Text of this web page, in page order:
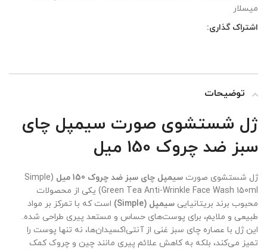
میسلار
اشتراک گذاری:
توضیحات
ژل شستشوی صورت سیمپل چای
سبز ضد چروک 150 میل
ژل شستشوی صورت سیمپل چای سبز ضد چروک 150 میل
(Simple
Green Tea Anti-Wrinkle Face Wash 150ml) یکی از محصولات
محبوب برند بریتانیایی سیمپل (Simple)
است که با تمرکز بر مواد
طبیعی و ملایم، برای پوست‌های حساس و مستعد پیری طراحی شده.
این ژل با عصاره چای سبز غنی از آنتی‌اکسیدان‌ها، نه تنها پوست را
تمیز می‌کند، بلکه به کاهش علائم پیری مانند چین و چروک کمک